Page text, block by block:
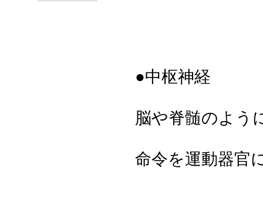
●中枢神経
脳や脊髄のよう
命令を運動器官